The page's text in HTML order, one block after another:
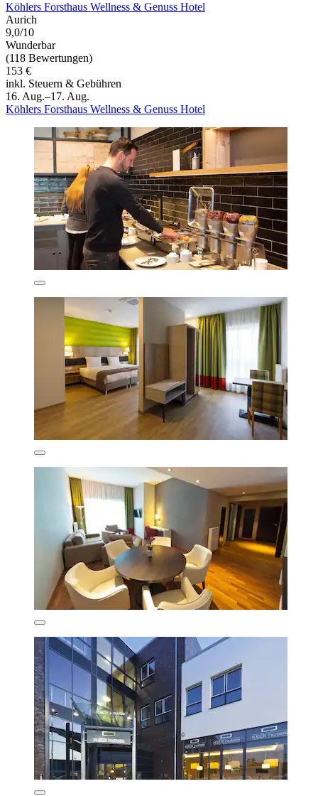
Köhlers Forsthaus Wellness & Genuss Hotel
Aurich
9,0/10
Wunderbar
(118 Bewertungen)
153 €
inkl. Steuern & Gebühren
16. Aug.–17. Aug.
Köhlers Forsthaus Wellness & Genuss Hotel